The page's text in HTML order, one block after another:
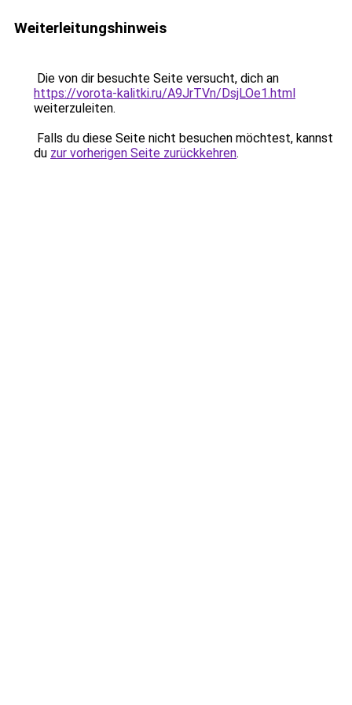
Weiterleitungshinweis
Die von dir besuchte Seite versucht, dich an
https://vorota-kalitki.ru/A9JrTVn/DsjLOe1.html
weiterzuleiten.
Falls du diese Seite nicht besuchen möchtest, kannst
du zur vorherigen Seite zurückkehren.